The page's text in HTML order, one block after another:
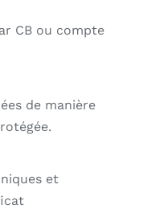
CB ou compte
de manière
et